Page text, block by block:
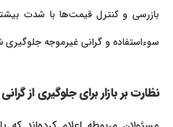
بازرسی و کنترل قیمت‌ها با شدت
سوء‌استفاده و گرانی غیرموجه جلوگیری
نظارت بر بازار برای جلوگیری از گرانی